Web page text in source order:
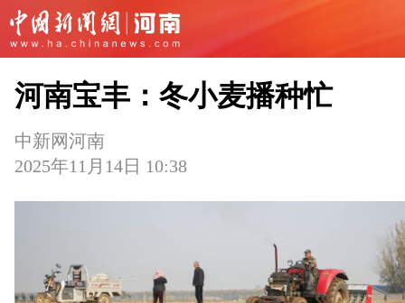
河南宝丰：冬小麦播种忙
中新网河南
2025年11月14日 10:38